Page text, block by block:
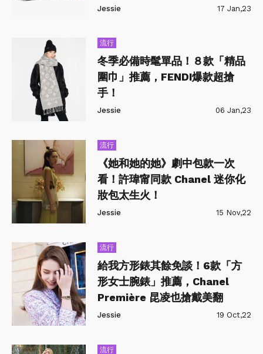
Jessie 17 Jan,23
流行
冬季必備時髦單品！８款「精品
圍巾」推薦，FENDI爆款超搶
手！
Jessie 06 Jan,23
流行
《她和她的她》劇中包款一次
看！許瑋甯同款 Chanel 迷你化
妝包太生火！
Jessie 15 Nov,22
流行
給我方形錶其餘免談！6款「方
形女士腕錶」推薦，Chanel
Première 昆凌也搶戴美翻
Jessie 19 Oct,22
流行